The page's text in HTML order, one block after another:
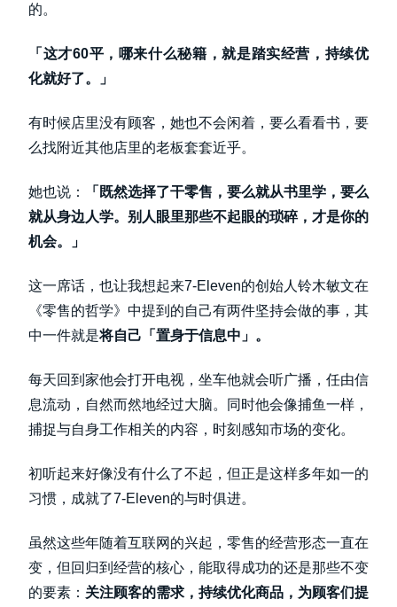
的。
「这才60平，哪来什么秘籍，就是踏实经营，持续优
化就好了。」
有时候店里没有顾客，她也不会闲着，要么看看书，要
么找附近其他店里的老板套套近乎。
她也说：
「既然选择了干零售，要么就从书里学，要么
就从身边人学。别人眼里那些不起眼的琐碎，才是你的
机会。」
这一席话，也让我想起来7-Eleven的创始人铃木敏文在
《零售的哲学》中提到的自己有两件坚持会做的事，其
中一件就是将自己「置身于信息中」。
每天回到家他会打开电视，坐车他就会听广播，任由信
息流动，自然而然地经过大脑。同时他会像捕鱼一样，
捕捉与自身工作相关的内容，时刻感知市场的变化。
初听起来好像没有什么了不起，但正是这样多年如一的
习惯，成就了7-Eleven的与时俱进。
虽然这些年随着互联网的兴起，零售的经营形态一直在
变，但回归到经营的核心，能取得成功的还是那些不变
的要素： 关注顾客的需求，持续优化商品，为顾客们提